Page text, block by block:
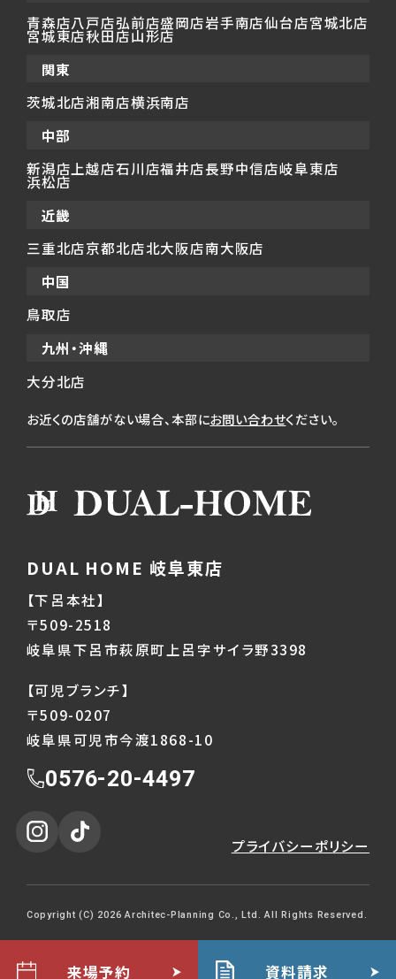
来場予約 資料請求
青森店八戸店弘前店盛岡店岩手南店仙台店宮城北店
宮城東店秋田店山形店
関東
茨城北店湘南店横浜南店
中部
新潟店 上越店石川店福井店長野中信店岐阜東店
浜松店
近畿
三重北店京都北店北大阪店南大阪店
中国
鳥取店
九州・沖縄
大分北店
お近くの店舗がない場合、本部にお問い合わせください。
DUAL HOME 岐阜東店
【下呂本社】
〒509-2518
岐阜県下呂市萩原町上呂字サイラ野3398
【可児ブランチ】
〒509-0207
岐阜県可児市今渡1868-10
0576-20-4497
プライバシーポリシー
Copyright (C) 2026 Architec-Planning Co., Ltd. All Rights Reserved.